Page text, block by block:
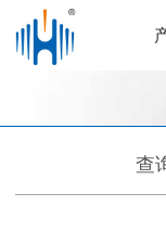
查